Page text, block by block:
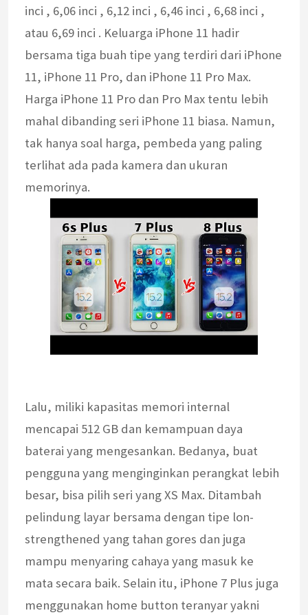
inci , 6,06 inci , 6,12 inci , 6,46 inci , 6,68 inci ,
atau 6,69 inci . Keluarga iPhone 11 hadir
bersama tiga buah tipe yang terdiri dari iPhone
11, iPhone 11 Pro, dan iPhone 11 Pro Max.
Harga iPhone 11 Pro dan Pro Max tentu lebih
mahal dibanding seri iPhone 11 biasa. Namun,
tak hanya soal harga, pembeda yang paling
terlihat ada pada kamera dan ukuran
memorinya.
Lalu, miliki kapasitas memori internal
mencapai 512 GB dan kemampuan daya
baterai yang mengesankan. Bedanya, buat
pengguna yang menginginkan perangkat lebih
besar, bisa pilih seri yang XS Max. Ditambah
pelindung layar bersama dengan tipe lon-
strengthened yang tahan gores dan juga
mampu menyaring cahaya yang masuk ke
mata secara baik. Selain itu, iPhone 7 Plus juga
menggunakan home button teranyar yakni